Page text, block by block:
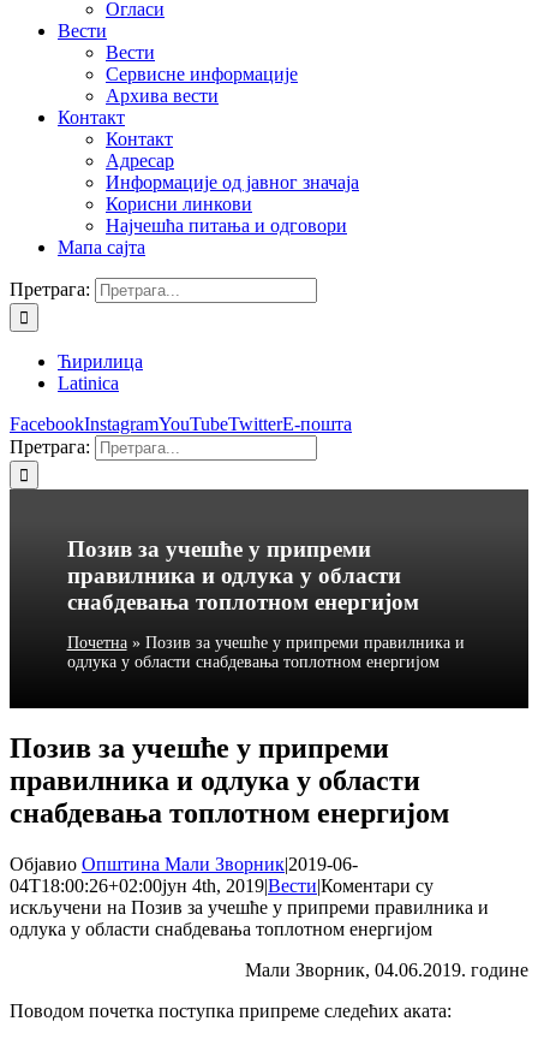
Огласи
Вести
Вести
Сервисне информације
Архива вести
Контакт
Контакт
Адресар
Информације од јавног значаја
Корисни линкови
Најчешћа питања и одговори
Мапа сајта
Претрага:
Ћирилица
Latinica
FacebookInstagramYouTubeTwitterЕ-пошта
Претрага:
Позив за учешће у припреми
правилника и одлука у области
снабдевања топлотном енергијом
Почетна» Позив за учешће у припреми правилника и
одлука у области снабдевања топлотном енергијом
Позив за учешће у припреми
правилника и одлука у области
снабдевања топлотном енергијом
Објавио Општина Мали Зворник|2019-06-
04T18:00:26+02:00јун 4th, 2019|Вести|Коментари су
искључени на Позив за учешће у припреми правилника и
одлука у области снабдевања топлотном енергијом
Мали Зворник, 04.06.2019. године
Поводом почетка поступка припреме следећих аката: